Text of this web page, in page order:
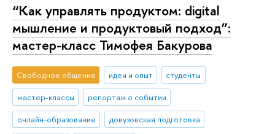
“Как управлять продуктом: digital
мышление и продуктовый подход”:
мастер-класс Тимофея Бакурова
Свободное общение идеи и опыт
студенты
мастер-классы
репортаж о событии
онлайн-образование
довузовская подготовка